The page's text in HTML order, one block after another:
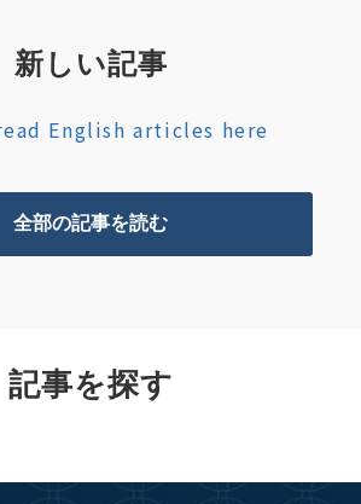
新しい記事
English articles here
全部の記事を読む
記事を探す